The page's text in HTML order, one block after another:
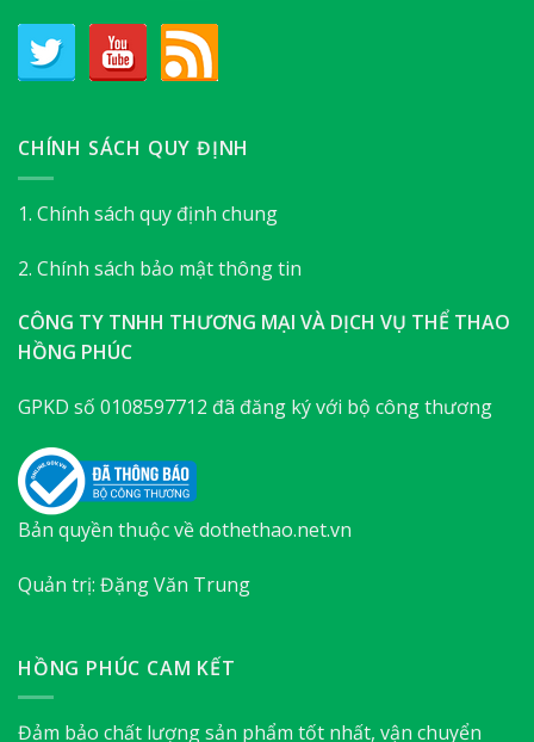
CHÍNH SÁCH QUY ĐỊNH
1. Chính sách quy định chung
2. Chính sách bảo mật thông tin
CÔNG TY TNHH THƯƠNG MẠI VÀ DỊCH VỤ THỂ THAO
HỒNG PHÚC
GPKD số 0108597712 đã đăng ký với bộ công thương
Bản quyền thuộc về dothethao.net.vn
Quản trị: Đặng Văn Trung
HỒNG PHÚC CAM KẾT
Đảm bảo chất lượng sản phẩm tốt nhất, vận chuyển